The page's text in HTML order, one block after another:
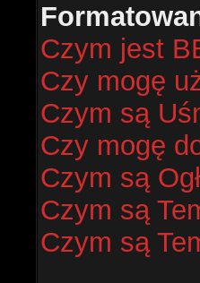
Czym jest
Czy mogę
Czym są
Czy mogę
Czym są
Czym są
Czym są